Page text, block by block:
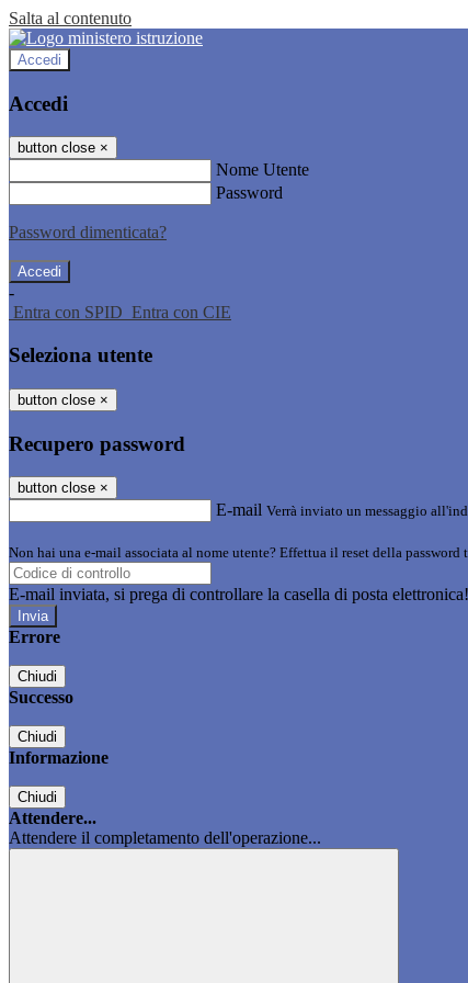
Salta al contenuto
Accedi
Accedi
button close ×
Nome Utente
Password
Password dimenticata?
-
Entra con SPID Entra con CIE
Seleziona utente
button close ×
Recupero password
button close ×
E-mail Verrà inviato un messaggio
Non hai una e-mail associata al nome utente? Effettua il reset della password
E-mail inviata, si prega di controllare la casella di posta elettronica!
Errore
Chiudi
Successo
Chiudi
Informazione
Chiudi
Attendere...
Attendere il completamento dell'operazione...